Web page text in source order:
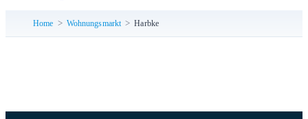
Home Wohnungsmarkt Harbke